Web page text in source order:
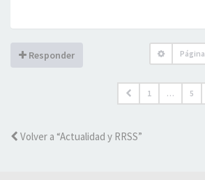
Responder Página
1 … 5
Volver a “Actualidad y RRSS”